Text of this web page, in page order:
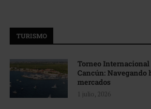
TURISMO
Torneo Internacional
Cancún: Navegando
mercados
1 julio, 2026